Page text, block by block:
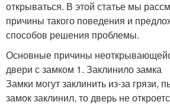
открываться. В этой статье мы
причины такого поведения и
способов решения проблемы.
Основные причины
двери с замком 1. Заклинило замка
Замки могут заклинить из-за грязи,
замок заклинил, то дверь не